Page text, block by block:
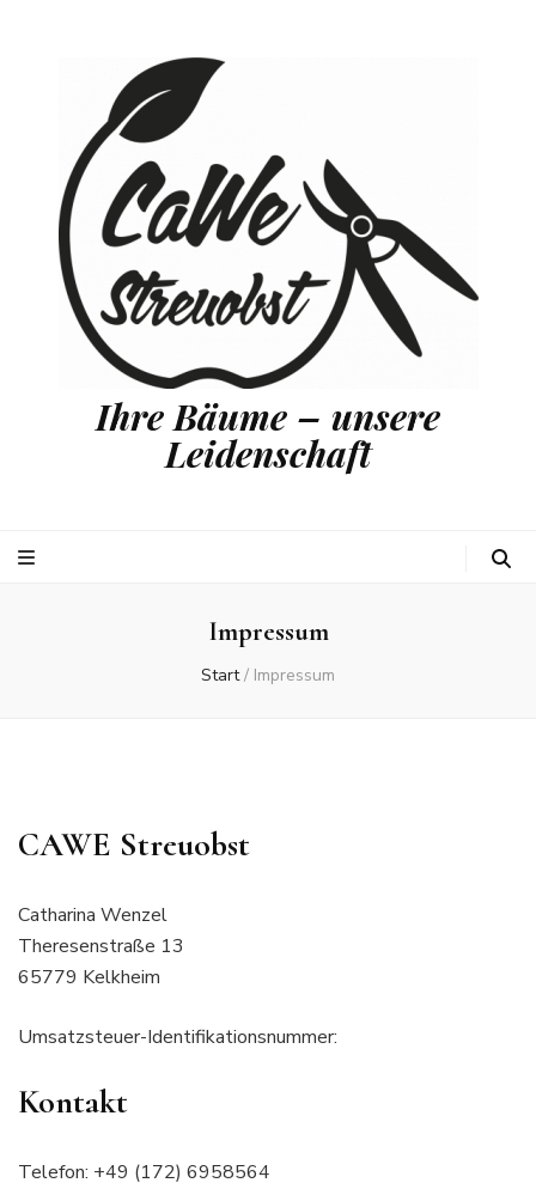
Ihre Bäume – unsere
Leidenschaft
Impressum
Start / Impressum
CAWE Streuobst
Catharina Wenzel
Theresenstraße 13
65779 Kelkheim
Umsatzsteuer-Identifikationsnummer:
Kontakt
Telefon: +49 (172) 6958564